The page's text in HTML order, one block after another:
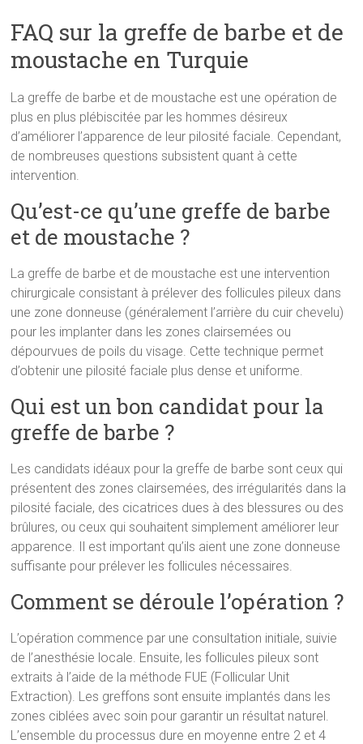
FAQ sur la greffe de barbe et de
moustache en Turquie
La greffe de barbe et de moustache est une opération de
plus en plus plébiscitée par les hommes désireux
d’améliorer l’apparence de leur pilosité faciale. Cependant,
de nombreuses questions subsistent quant à cette
intervention.
Qu’est-ce qu’une greffe de barbe
et de moustache ?
La greffe de barbe et de moustache est une intervention
chirurgicale consistant à prélever des follicules pileux dans
une zone donneuse (généralement l’arrière du cuir chevelu)
pour les implanter dans les zones clairsemées ou
dépourvues de poils du visage. Cette technique permet
d’obtenir une pilosité faciale plus dense et uniforme.
Qui est un bon candidat pour la
greffe de barbe ?
Les candidats idéaux pour la greffe de barbe sont ceux qui
présentent des zones clairsemées, des irrégularités dans la
pilosité faciale, des cicatrices dues à des blessures ou des
brûlures, ou ceux qui souhaitent simplement améliorer leur
apparence. Il est important qu’ils aient une zone donneuse
suffisante pour prélever les follicules nécessaires.
Comment se déroule l’opération ?
L’opération commence par une consultation initiale, suivie
de l’anesthésie locale. Ensuite, les follicules pileux sont
extraits à l’aide de la méthode FUE (Follicular Unit
Extraction). Les greffons sont ensuite implantés dans les
zones ciblées avec soin pour garantir un résultat naturel.
L’ensemble du processus dure en moyenne entre 2 et 4